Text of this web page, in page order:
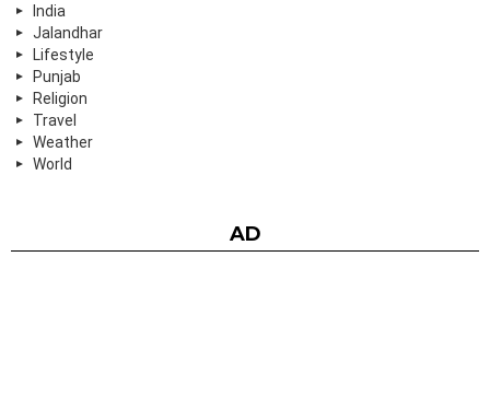
India
Jalandhar
Lifestyle
Punjab
Religion
Travel
Weather
World
AD